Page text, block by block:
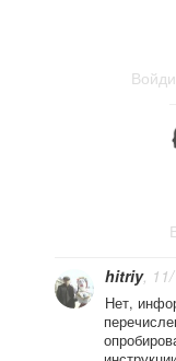
hitriy,
Нет,